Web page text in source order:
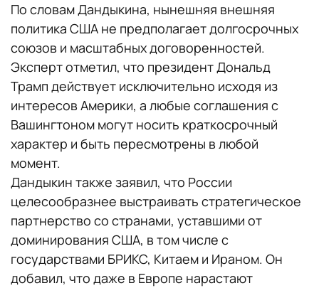
По словам Дандыкина, нынешняя внешняя
политика США не предполагает долгосрочных
союзов и масштабных договоренностей.
Эксперт отметил, что президент Дональд
Трамп действует исключительно исходя из
интересов Америки, а любые соглашения с
Вашингтоном могут носить краткосрочный
характер и быть пересмотрены в любой
момент.
Дандыкин также заявил, что России
целесообразнее выстраивать стратегическое
партнерство со странами, уставшими от
доминирования США, в том числе с
государствами БРИКС, Китаем и Ираном. Он
добавил, что даже в Европе нарастают